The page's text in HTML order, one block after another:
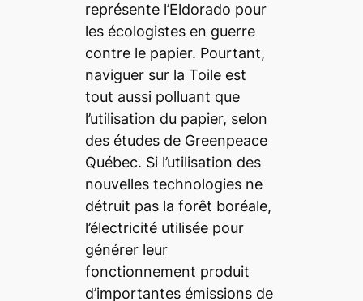
représente l’Eldorado pour
les écologistes en guerre
contre le papier. Pourtant,
naviguer sur la Toile est
tout aussi polluant que
l’utilisation du papier, selon
des études de Greenpeace
Québec. Si l’utilisation des
nouvelles technologies ne
détruit pas la forêt boréale,
l’électricité utilisée pour
générer leur
fonctionnement produit
d’importantes émissions de